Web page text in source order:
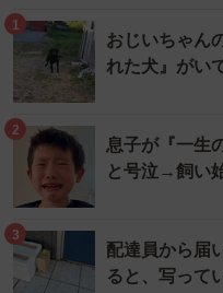
1
おじいちゃん
れた犬』が
2
息子が『一生
と号泣→飼い
3
配達員から届
ると、写って